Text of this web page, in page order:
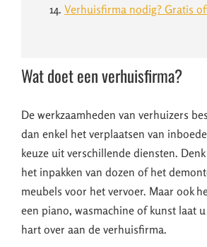
14. Verhuisfirma nodig? Gratis
Wat doet een verhuisfirma?
De werkzaamheden van verhuizers
dan enkel het verplaatsen van
keuze uit verschillende diensten.
het inpakken van dozen of het
meubels voor het vervoer. Maar ook
een piano, wasmachine of kunst laat
hart over aan de verhuisfirma.